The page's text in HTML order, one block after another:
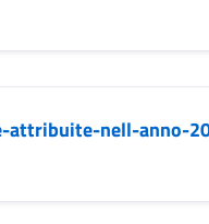
attribuite-nell-anno-